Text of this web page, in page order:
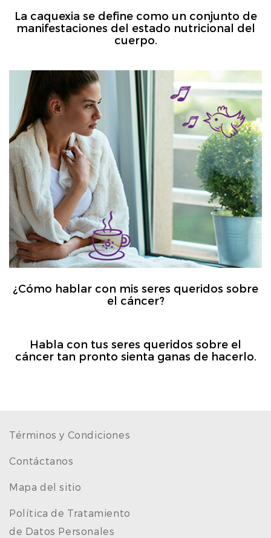
La caquexia se define como un conjunto de
manifestaciones del estado nutricional del
cuerpo.
¿Cómo hablar con mis seres queridos sobre
el cáncer?
Habla con tus seres queridos sobre el
cáncer tan pronto sienta ganas de hacerlo.
Términos y Condiciones
Contáctanos
Mapa del sitio
Política de Tratamiento
de Datos Personales